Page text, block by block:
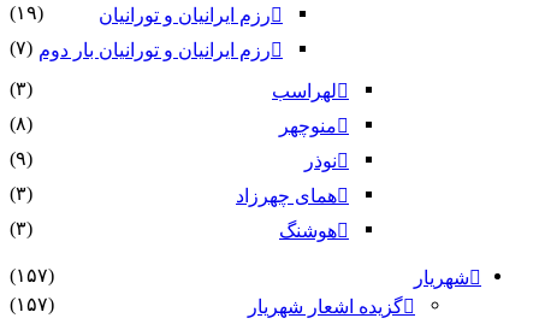
رزم ایرانیان و تورانیان
(۱۹)
رزم ایرانیان و تورانیان بار دوم (۷)
لهراسب
(۳)
منوچهر
(۸)
نوذر
(۹)
هماى چهرزاد
(۳)
هوشنگ
(۳)
شهریار
(۱۵۷)
گزیده اشعار شهریار
(۱۵۷)